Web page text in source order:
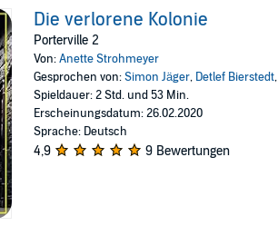
Die verlorene Kolonie
Porterville 2
Von:Anette Strohmeyer
Gesprochen von:Simon Jäger, Detlef Bierstedt,
Spieldauer: 2 Std. und 53 Min.
Erscheinungsdatum: 26.02.2020
Sprache: Deutsch
4,9 9 Bewertungen